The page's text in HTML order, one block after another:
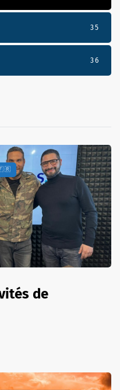
35
36
🇫🇷
de